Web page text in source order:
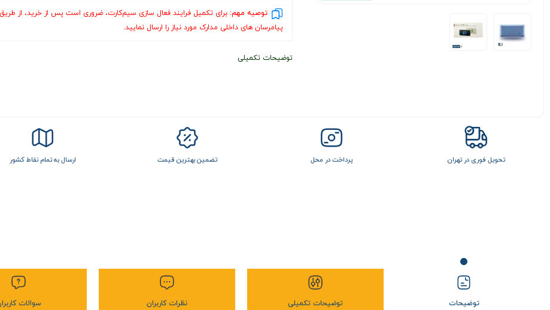
توصیه مهم: برای تکمیل فرایند فعال‌ سازی سیم‌کارت، ضروری است پس از خرید، از طریق
پیامرسان های داخلی مدارک مورد نیاز را ارسال نمایید.
توضیحات تکمیلی
تحویل فوری در تهران پرداخت در محل تضمین بهترین قیمت ارسال به تمام نقاط کشور
توضیحات توضیحات تکمیلی نظرات کاربران سوالات